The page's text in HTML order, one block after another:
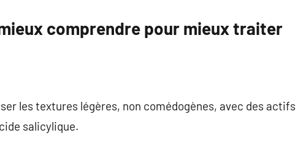
comprendre pour mieux traiter
les textures légères, non comédogènes, avec des actifs
salicylique.